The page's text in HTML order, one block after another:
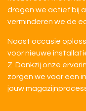
dragen we actief bij
verminderen we de
Naast occasie
voor nieuwe
Z. Dankzij onze
zorgen we voor een
jouw